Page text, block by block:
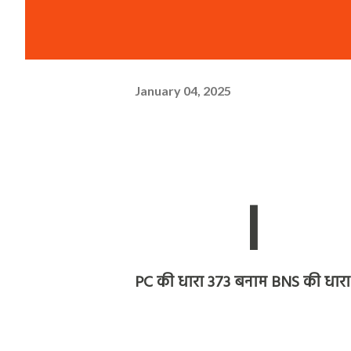
January 04, 2025
I
PC की धारा 373 बनाम BNS की